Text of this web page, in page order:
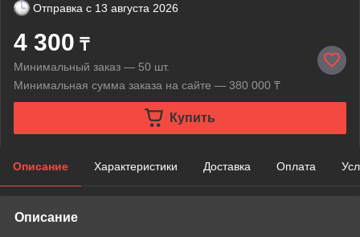
Отправка с 13 августа 2026
4 300 ₸
Минимальный заказ — 50 шт.
Минимальная сумма заказа на сайте — 380 000 ₸
Купить
Описание Характеристики Доставка Оплата
Описание